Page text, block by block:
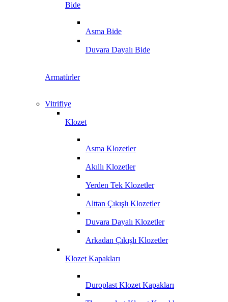
Bide
Asma Bide
Duvara Dayalı Bide
Armatürler
Vitrifiye
Klozet
Asma Klozetler
Akıllı Klozetler
Yerden Tek Klozetler
Alttan Çıkışlı Klozetler
Duvara Dayalı Klozetler
Arkadan Çıkışlı Klozetler
Klozet Kapakları
Duroplast Klozet Kapakları